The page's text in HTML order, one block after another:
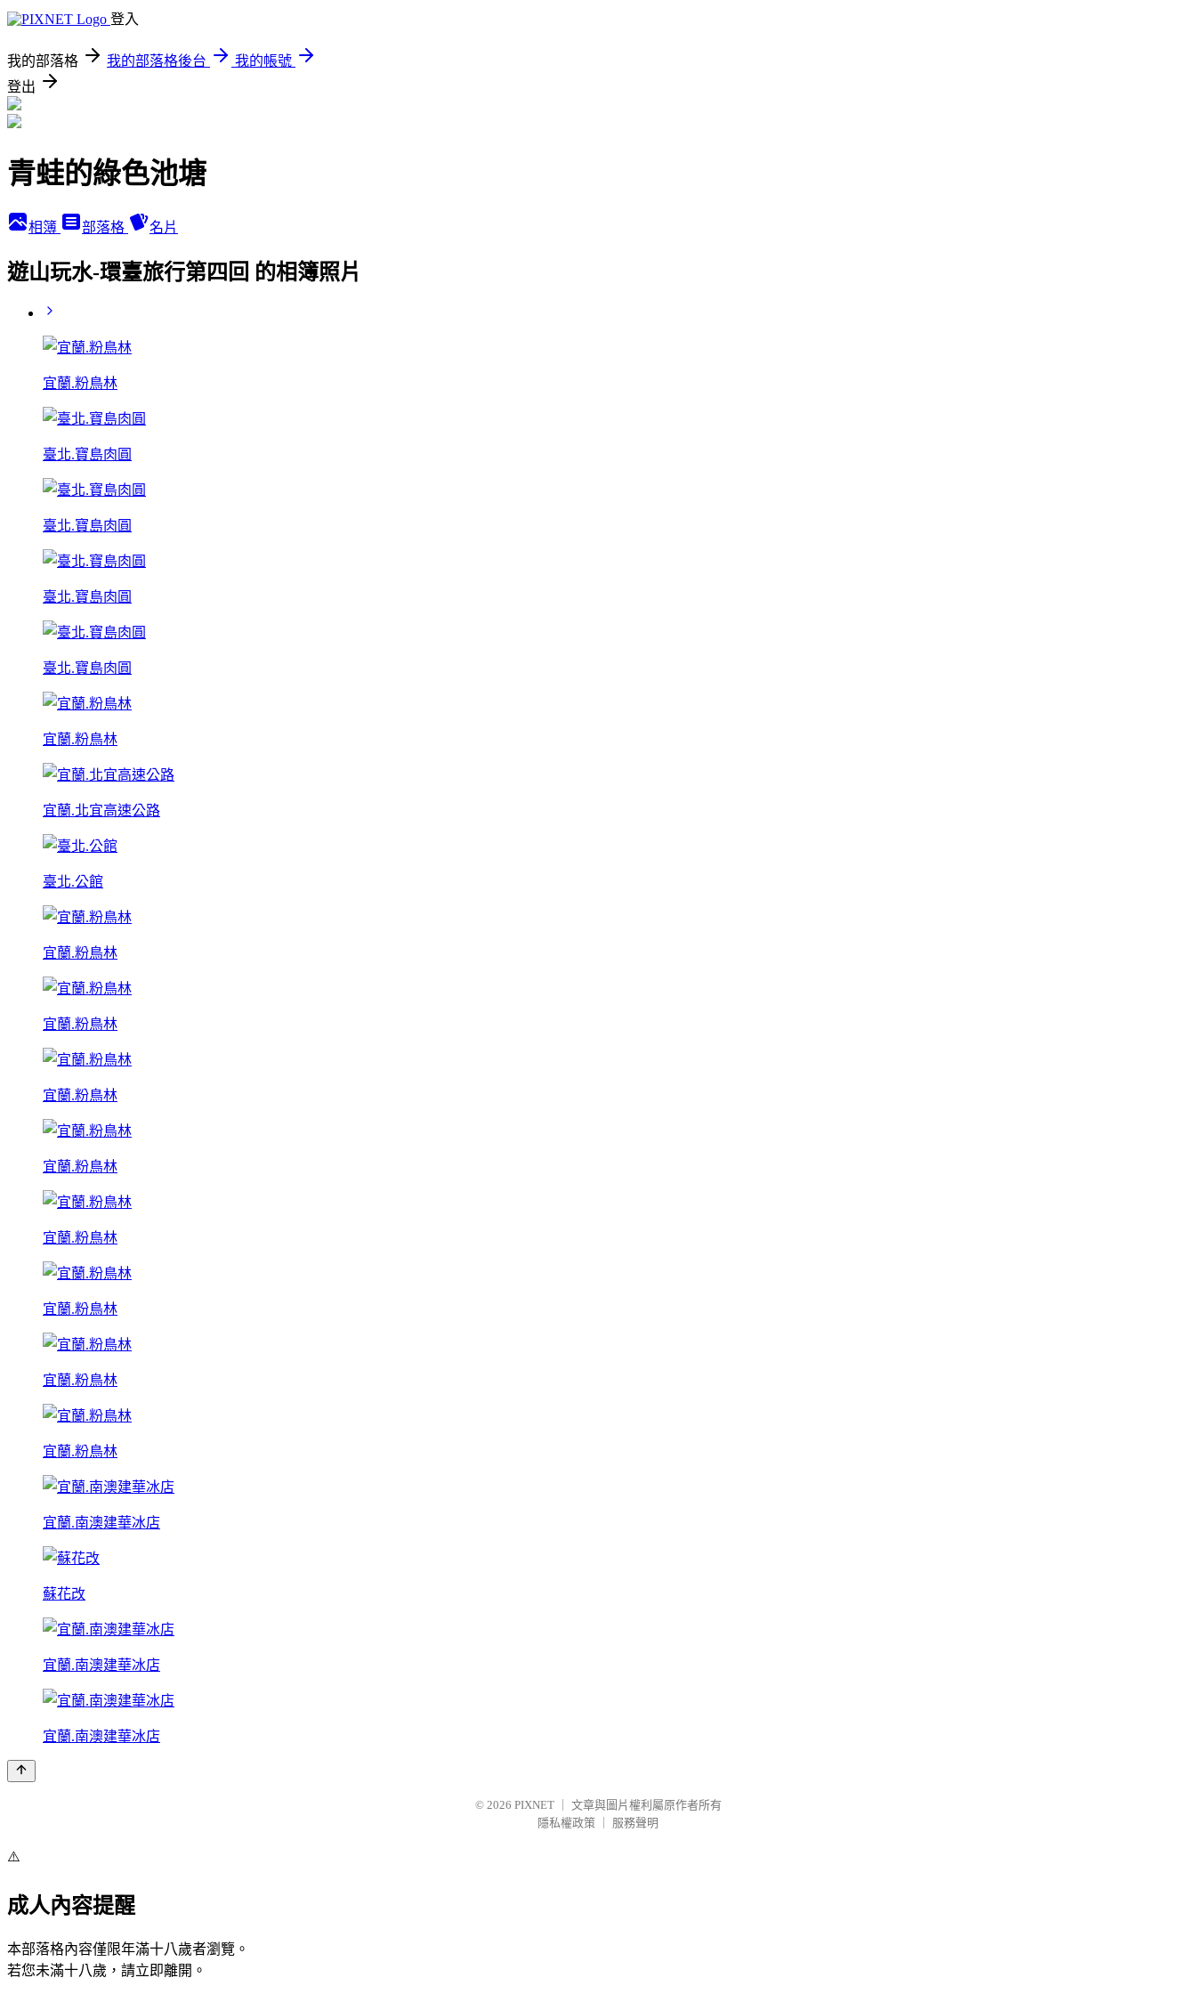
登入
我的部落格 我的部落格後台
我的帳號
登出
青蛙的綠色池塘
相簿 部落格 名片
遊山玩水-環臺旅行第四回 的相簿照片
宜蘭.粉鳥林
臺北.寶島肉圓
臺北.寶島肉圓
臺北.寶島肉圓
臺北.寶島肉圓
宜蘭.粉鳥林
宜蘭.北宜高速公路
臺北.公館
宜蘭.粉鳥林
宜蘭.粉鳥林
宜蘭.粉鳥林
宜蘭.粉鳥林
宜蘭.粉鳥林
宜蘭.粉鳥林
宜蘭.粉鳥林
宜蘭.粉鳥林
宜蘭.南澳建華冰店
蘇花改
宜蘭.南澳建華冰店
宜蘭.南澳建華冰店
© 2026 PIXNET
文章與圖片權利屬原作者所有
隱私權政策
服務聲明
⚠️
成人內容提醒
本部落格內容僅限年滿十八歲者瀏覽。
若您未滿十八歲，請立即離開。